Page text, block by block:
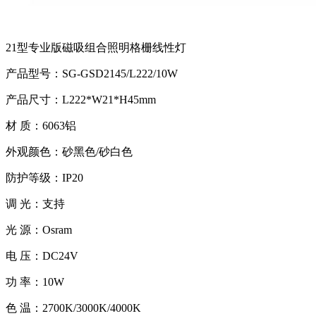
21型专业版磁吸组合照明格栅线性灯
产品型号：SG-GSD2145/L222/10W
产品尺寸：L222*W21*H45mm
材 质：6063铝
外观颜色：砂黑色/砂白色
防护等级：IP20
调 光：支持
光 源：Osram
电 压：DC24V
功 率：10W
色 温：2700K/3000K/4000K